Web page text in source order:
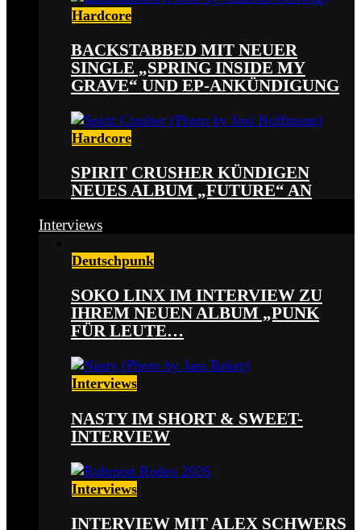
Hardcore
BACKSTABBED MIT NEUER
SINGLE „SPRING INSIDE MY
GRAVE“ UND EP-ANKÜNDIGUNG
Hardcore
SPIRIT CRUSHER KÜNDIGEN
NEUES ALBUM „FUTURE“ AN
Interviews
Deutschpunk
SOKO LINX IM INTERVIEW ZU
IHREM NEUEN ALBUM „PUNK
FÜR LEUTE…
Interviews
NASTY IM SHORT & SWEET-
INTERVIEW
Interviews
INTERVIEW MIT ALEX SCHWERS